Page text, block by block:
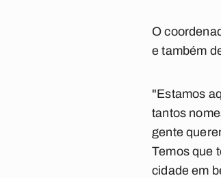
O
e também
"Estamos
tantos
gente
Temos que
cidade em